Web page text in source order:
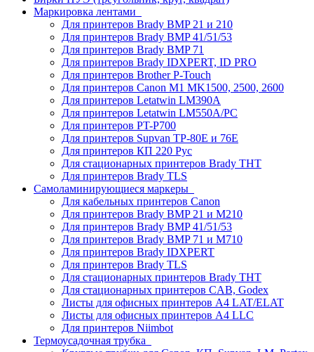
Маркировка лентами
Для принтеров Brady BMP 21 и 210
Для принтеров Brady BMP 41/51/53
Для принтеров Brady BMP 71
Для принтеров Brady IDXPERT, ID PRO
Для принтеров Brother P-Touch
Для принтеров Canon M1 MK1500, 2500, 2600
Для принтеров Letatwin LM390A
Для принтеров Letatwin LM550A/PC
Для принтеров PT-P700
Для принтеров Supvan TP-80E и 76E
Для принтеров КП 220 Рус
Для стационарных принтеров Brady THT
Для принтеров Brady TLS
Самоламинирующиеся маркеры
Для кабельных принтеров Canon
Для принтеров Brady BMP 21 и M210
Для принтеров Brady BMP 41/51/53
Для принтеров Brady BMP 71 и M710
Для принтеров Brady IDXPERT
Для принтеров Brady TLS
Для стационарных принтеров Brady THT
Для стационарных принтеров CAB, Godex
Листы для офисных принтеров А4 LAT/ELAT
Листы для офисных принтеров А4 LLC
Для принтеров Niimbot
Термоусадочная трубка